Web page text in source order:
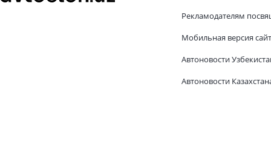
Рекламодателям
Мобильная версия
Автоновости
Автоновости